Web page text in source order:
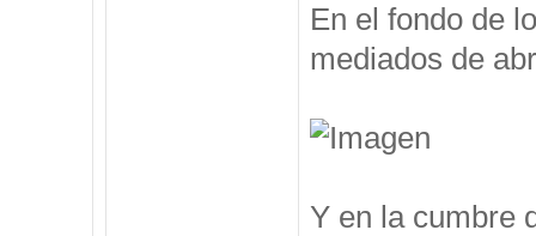
En el fondo de
mediados de
Y en la cumbre